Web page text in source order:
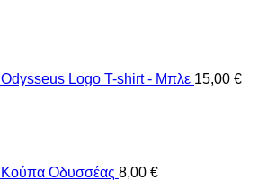
Odysseus Logo T-shirt - Μπλε 15,00 €
Κούπα Οδυσσέας 8,00 €